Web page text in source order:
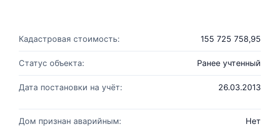
Кадастровая стоимость: 155 725 758,95
Статус объекта: Ранее учтенный
Дата постановки на учёт: 26.03.2013
Дом признан аварийным: Нет